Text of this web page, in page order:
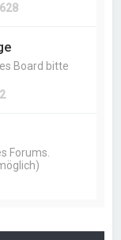
Board bitte
Forums.